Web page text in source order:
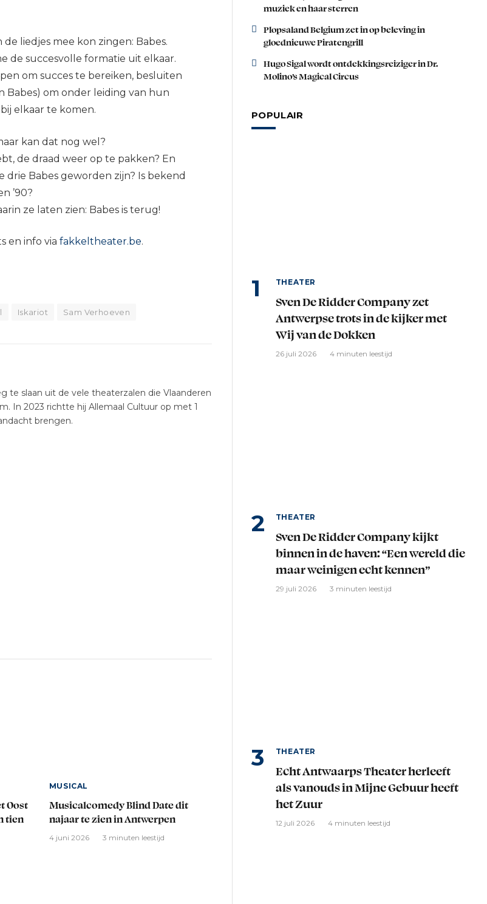
liedjes mee kon zingen: Babes.
de succesvolle formatie uit elkaar.
om succes te bereiken, besluiten
Babes) om onder leiding van hun
elkaar te komen.
kan dat nog wel?
de draad weer op te pakken? En
drie Babes geworden zijn? Is bekend
’90?
ze laten zien: Babes is terug!
en info via fakkeltheater.be.
Iskariot Sam Verhoeven
te slaan uit de vele theaterzalen die Vlaanderen
In 2023 richtte hij Allemaal Cultuur op met 1
brengen.
Oost
tien
MUSICAL
Musicalcomedy Blind Date dit
najaar te zien in Antwerpen
4 juni 2026 3 minuten leestijd
muziek en haar sterren
Plopsaland Belgium zet in op beleving in
gloednieuwe Piratengrill
Hugo Sigal wordt ontdekkingsreiziger in Dr.
Molino’s Magical Circus
POPULAIR
THEATER
Sven De Ridder Company zet
Antwerpse trots in de kijker met
Wij van de Dokken
26 juli 2026 4 minuten leestijd
THEATER
Sven De Ridder Company kijkt
binnen in de haven: “Een wereld die
maar weinigen echt kennen”
29 juli 2026 3 minuten leestijd
THEATER
Echt Antwaarps Theater herleeft
als vanouds in Mijne Gebuur heeft
het Zuur
12 juli 2026 4 minuten leestijd